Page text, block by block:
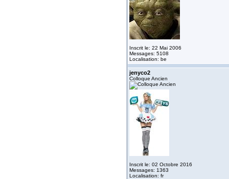
Inscrit le: 22 Mai 2006
Messages: 5108
Localisation: be
jenyco2
Colloque Ancien
Inscrit le: 02 Octobre 2016
Messages: 1363
Localisation: fr